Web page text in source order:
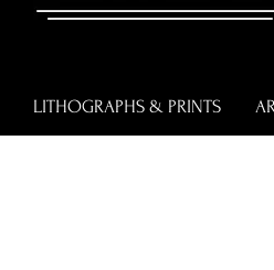
LITHOGRAPHS & PRINTS